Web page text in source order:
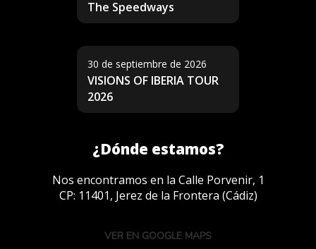
The Speedways
30 de septiembre de 2026
VISIONS OF IBERIA TOUR
2026
¿Dónde estamos?
Nos encontramos en la Calle Porvenir, 1
CP: 11401, Jerez de la Frontera (Cádiz)
VER EN GOOGLE MAPS